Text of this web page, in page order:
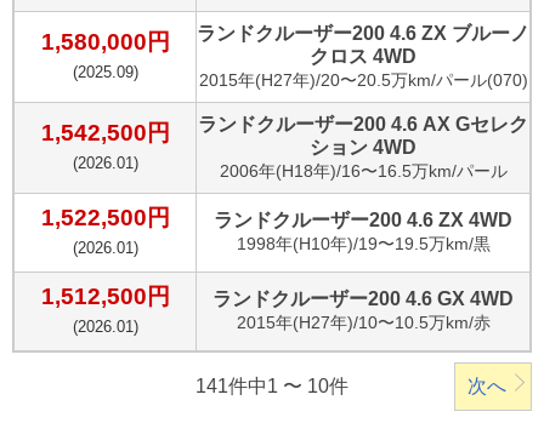
1,580,000 円
(2025.09)
ランドクルーザー200 4.6 ZX ブルーノ
クロス 4WD
2015年(H27年)/20〜20.5万km/パール(070)
1,542,500 円
(2026.01)
ランドクルーザー200 4.6 AX Gセレク
ション 4WD
2006年(H18年)/16〜16.5万km/パール
1,522,500 円
(2026.01)
ランドクルーザー200 4.6 ZX 4WD
1998年(H10年)/19〜19.5万km/黒
1,512,500 円
(2026.01)
ランドクルーザー200 4.6 GX 4WD
2015年(H27年)/10〜10.5万km/赤
141件中1 〜 10件 次へ